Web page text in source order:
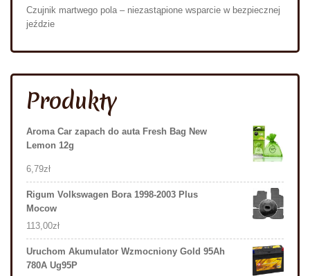
Czujnik martwego pola – niezastąpione wsparcie w bezpiecznej
jeździe
Produkty
Aroma Car zapach do auta Fresh Bag New
Lemon 12g
6,79zł
Rigum Volkswagen Bora 1998-2003 Plus
Mocow
113,00zł
Uruchom Akumulator Wzmocniony Gold 95Ah
780A Ug95P